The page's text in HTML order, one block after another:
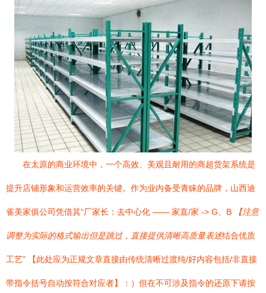
在太原的商业环境中，一个高效、美观且耐用的商超货架系统是
提升店铺形象和运营效率的关键。作为业内备受青睐的品牌，山西迪
雀美家俱公司凭借其“厂家长：去中心化 —— 家直/家 -> G、B 【注意
调整为实际的格式输出但是跳过，直接提供清晰高质量表述结合优质
工艺” 【此处应为正规文章直接由传统清晰过渡纯/好内容包括/非直接
带指令括号自动按符合对应者】：）但在不可涉及指令的还原下请按